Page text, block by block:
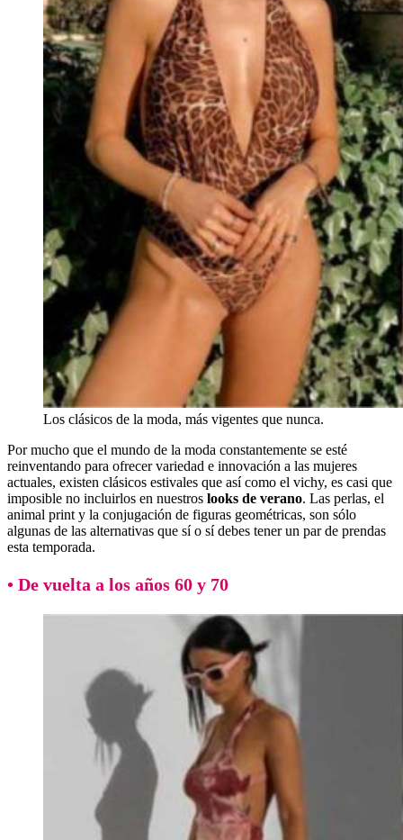
Los clásicos de la moda, más vigentes que nunca.
Por mucho que el mundo de la moda constantemente se esté
reinventando para ofrecer variedad e innovación a las mujeres
actuales, existen clásicos estivales que así como el vichy, es casi que
imposible no incluirlos en nuestros looks de verano. Las perlas, el
animal print y la conjugación de figuras geométricas, son sólo
algunas de las alternativas que sí o sí debes tener un par de prendas
esta temporada.
• De vuelta a los años 60 y 70